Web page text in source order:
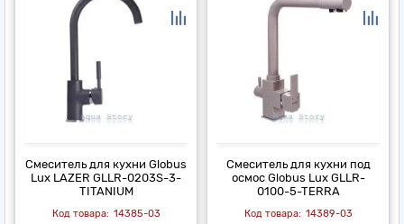
Смеситель для кухни Globus
Lux LAZER GLLR-0203S-3-
TITANIUM
14385-03
Смеситель для кухни под
осмос Globus Lux GLLR-
0100-5-TERRA
14389-03